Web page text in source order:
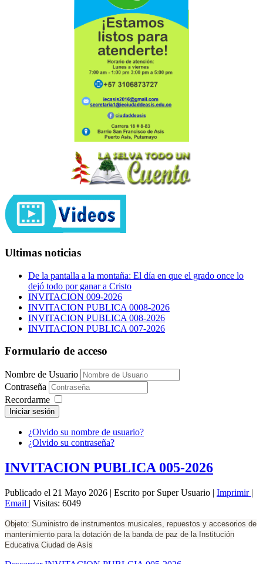
Ultimas noticias
De la pantalla a la montaña: El día en que el grado once lo
dejó todo por ganar a Cristo
INVITACION 009-2026
INVITACION PUBLICA 0008-2026
INVITACION PUBLICA 008-2026
INVITACION PUBLICA 007-2026
Formulario de acceso
Nombre de Usuario
Contraseña
Recordarme
Iniciar sesión
¿Olvido su nombre de usuario?
¿Olvido su contraseña?
INVITACION PUBLICA 005-2026
Publicado el 21 Mayo 2026 | Escrito por Super Usuario | Imprimir |
Email | Visitas: 6049
Objeto: Suministro de instrumentos musicales, repuestos y accesorios de
mantenimiento para la dotación de la banda de paz de la Institución
Educativa Ciudad de Asís